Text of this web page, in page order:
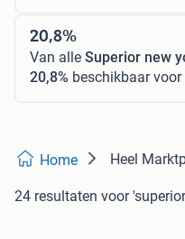
20,8%
Van alle Superior new
20,8% beschikbaar
Home Heel
24 resultaten voor